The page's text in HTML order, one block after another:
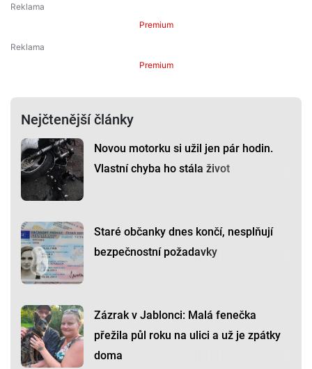
Premium
Premium
Nejčtenější články
Novou motorku si užil jen pár hodin.
Vlastní chyba ho stála život
Staré občanky dnes končí, nesplňují
bezpečnostní požadavky
Zázrak v Jablonci: Malá fenečka
přežila půl roku na ulici a už je zpátky
doma